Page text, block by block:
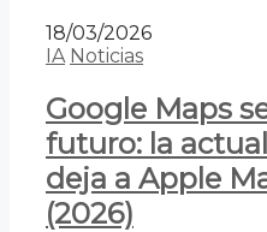
18/03/2026
IA Noticias
Google Maps
futuro: la
deja a Apple
(2026)